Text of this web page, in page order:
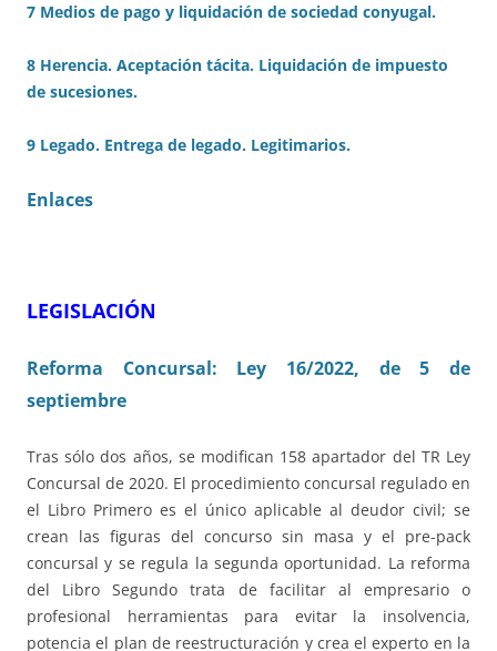
7 Medios de pago y liquidación de sociedad conyugal.
8 Herencia. Aceptación tácita. Liquidación de impuesto
de sucesiones.
9 Legado. Entrega de legado. Legitimarios.
Enlaces
LEGISLACIÓN
Reforma Concursal: Ley 16/2022, de 5 de
septiembre
Tras sólo dos años, se modifican 158 apartador del TR Ley
Concursal de 2020. El procedimiento concursal regulado en
el Libro Primero es el único aplicable al deudor civil; se
crean las figuras del concurso sin masa y el pre-pack
concursal y se regula la segunda oportunidad. La reforma
del Libro Segundo trata de facilitar al empresario o
profesional herramientas para evitar la insolvencia,
potencia el plan de reestructuración y crea el experto en la